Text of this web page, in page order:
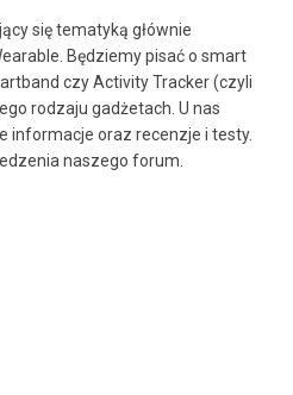
się tematyką głównie
Będziemy pisać o smart
czy Activity Tracker (czyli
rodzaju gadżetach. U nas
informacje oraz recenzje i testy.
naszego forum.